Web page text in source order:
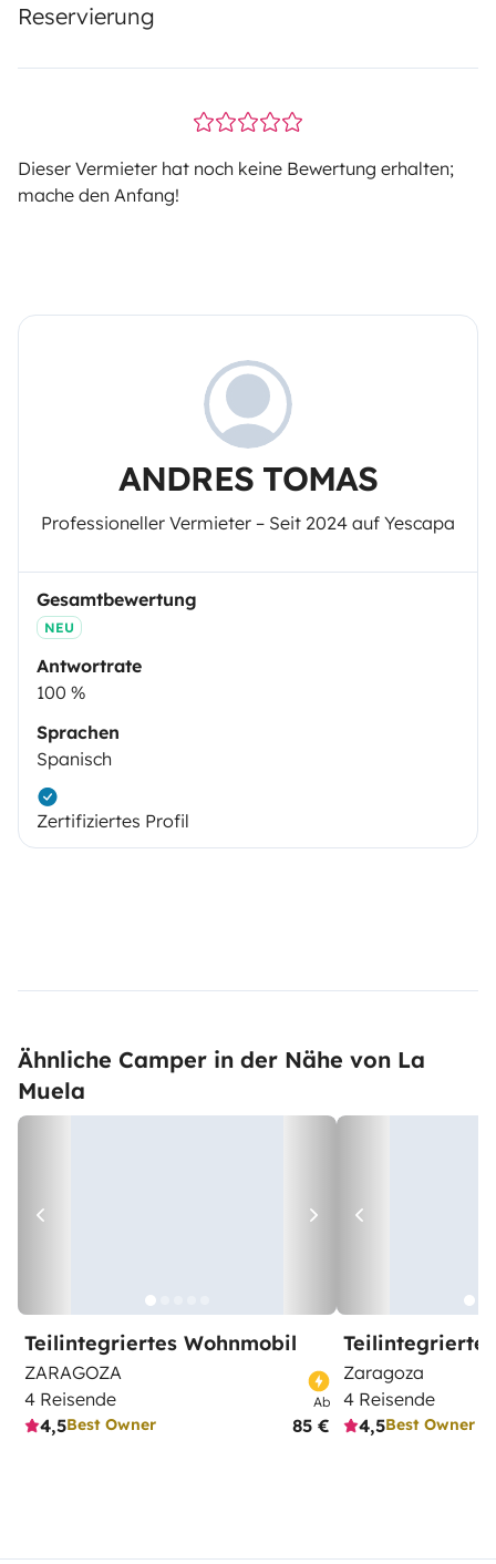
Reservierung
Dieser Vermieter hat noch keine Bewertung erhalten;
mache den Anfang!
ANDRES TOMAS
Professioneller Vermieter – Seit 2024 auf Yescapa
Gesamtbewertung
NEU
Antwortrate
100 %
Sprachen
Spanisch
Zertifiziertes Profil
Ähnliche Camper in der Nähe von La
Muela
Teilintegriertes Wohnmobil
ZARAGOZA
4 Reisende
4,5Best Owner
Ab
85 €
Zaragoza
4 Reisende
4,5Best Owner